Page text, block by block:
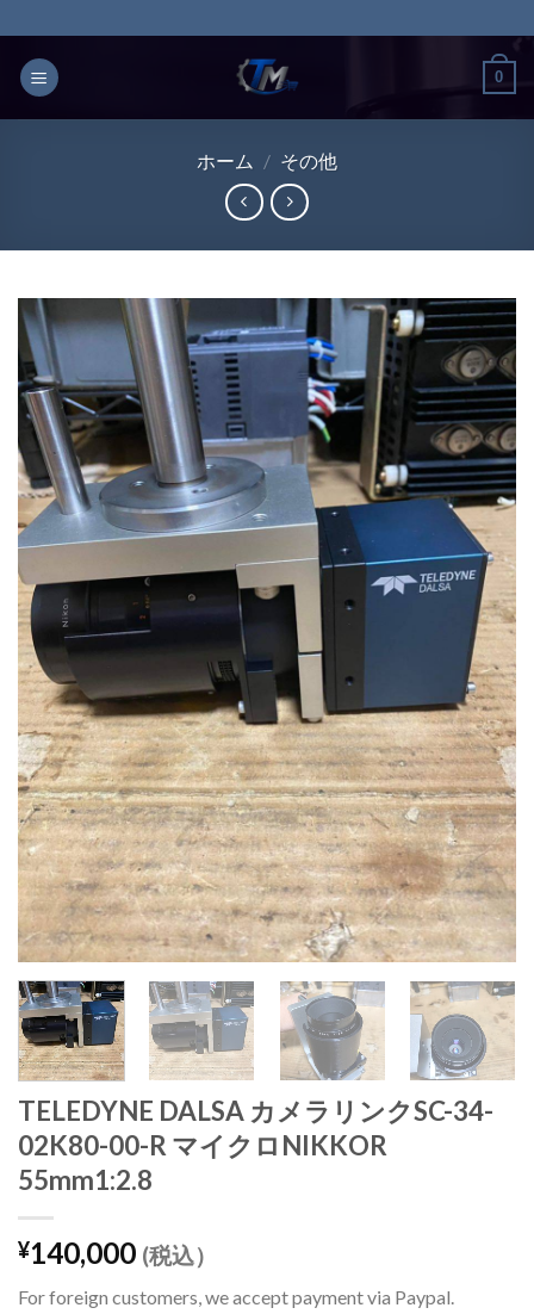
to
content
0
ホーム / その他
TELEDYNE DALSA カメラリンクSC-34-
02K80-00-R マイクロNIKKOR
55mm1:2.8
¥140,000 (税込）
For foreign customers, we accept payment via Paypal.